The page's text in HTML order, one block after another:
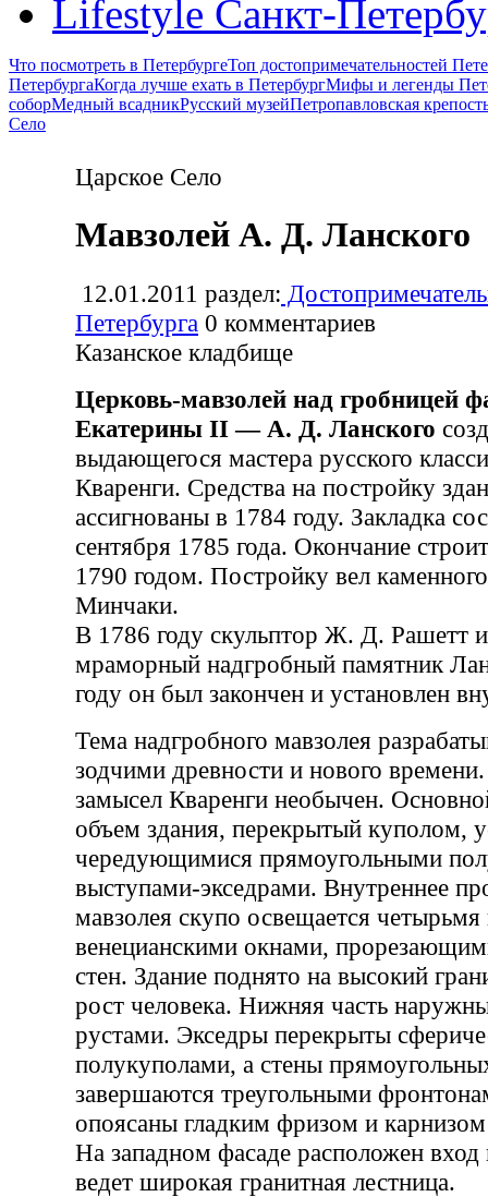
Lifestyle Санкт-
Что посмотреть в ПетербургеТоп достопримечательностей
ПетербургаКогда лучше ехать в ПетербургМифы и легенды
соборМедный всадникРусский музейПетропавловская
Село
Царское Село
Мавзолей А. Д. Ланского
12.01.2011 раздел:
Петербурга 0 комментариев
Казанское кладбище
Церковь-мавзолей над гробницей
Екатерины II — А. Д. Ланского
выдающегося мастера русского
Кваренги. Средства на постройку
ассигнованы в 1784 году. Закладка
сентября 1785 года. Окончание
1790 годом. Постройку вел
Минчаки.
В 1786 году скульптор Ж. Д. Рашетт
мраморный надгробный памятник
году он был закончен и установлен
Тема надгробного мавзолея
зодчими древности и нового
замысел Кваренги необычен.
объем здания, перекрытый куполом,
чередующимися прямоугольными
выступами-экседрами. Внутреннее
мавзолея скупо освещается
венецианскими окнами,
стен. Здание поднято на высокий
рост человека. Нижняя часть
рустами. Экседры перекрыты
полукуполами, а стены
завершаются треугольными
опоясаны гладким фризом и
На западном фасаде расположен
ведет широкая гранитная лестница.